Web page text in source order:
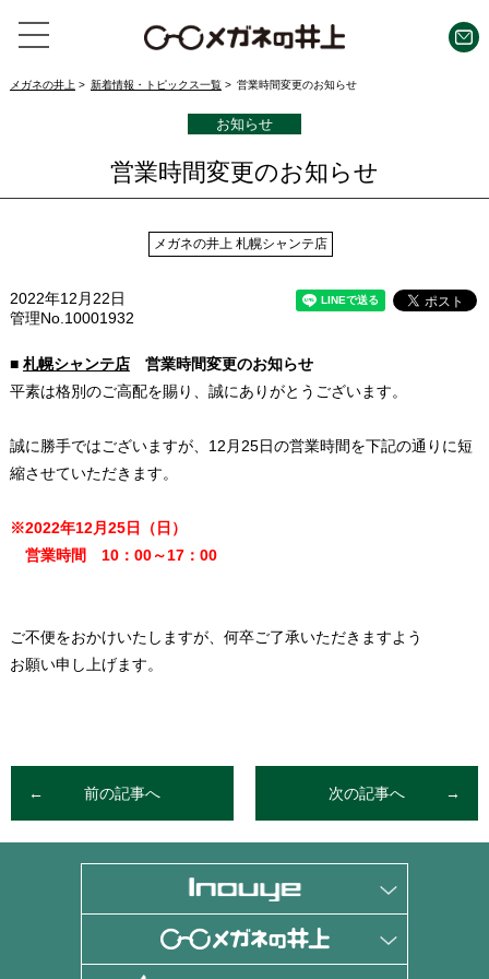
メガネの井上 新着情報・トピックス一覧 営業時間変更のお知らせ
お知らせ
営業時間変更のお知らせ
メガネの井上 札幌シャンテ店
2022年12月22日
管理No.10001932
■ 札幌シャンテ店営業時間変更のお知らせ
平素は格別のご高配を賜り、誠にありがとうございます。
誠に勝手ではございますが、12月25日の営業時間を下記の通りに短
縮させていただきます。
※2022年12月25日（日）
営業時間 10：00～17：00
ご不便をおかけいたしますが、何卒ご了承いただきますよう
お願い申し上げます。
前の記事へ 次の記事へ